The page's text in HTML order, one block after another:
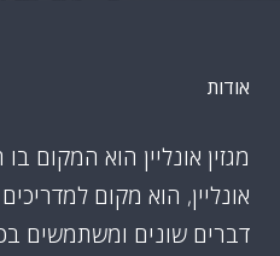
אודות
מגזין אונליין הוא המקום
אונליין, הוא מקום
דברים שונים ומשתמשים